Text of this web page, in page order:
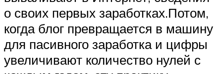
о своих первых заработках.Потом,
когда блог превращается в машину
для пасивного заработка и цифры
увеличивают количество нулей с